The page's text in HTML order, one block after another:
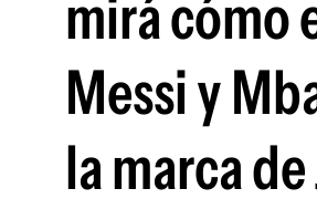
mirá cómo
Messi y
la marca